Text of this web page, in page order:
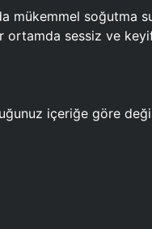
soğutma
sessiz ve
içeriğe göre